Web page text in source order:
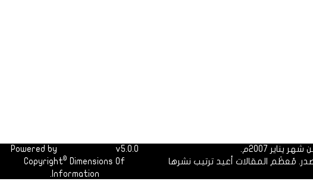
مُعظَم المقالات أعيد ترتيب نشرها
Powered by
v5.0.0
Copyright© Dimensions Of
Information.